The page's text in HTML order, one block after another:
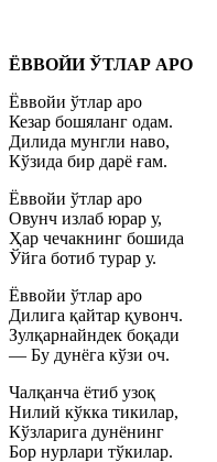
ЁВВОЙИ ЎТЛАР АРО
Ёввойи ўтлар аро
Кезар бошяланг одам.
Дилида мунгли наво,
Кўзида бир дарё ғам.
Ёввойи ўтлар аро
Овунч излаб юрар у,
Ҳар чечакнинг бошида
Ўйга ботиб турар у.
Ёввойи ўтлар аро
Дилига қайтар қувонч.
Зулқарнайндек боқади
— Бу дунёга кўзи оч.
Чалқанча ётиб узоқ
Нилий кўкка тикилар,
Кўзларига дунёнинг
Бор нурлари тўкилар.